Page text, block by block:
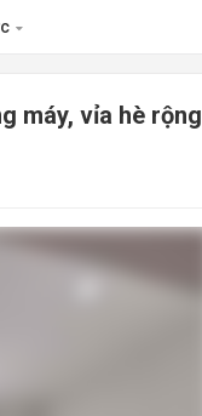
máy, vỉa hè rộng